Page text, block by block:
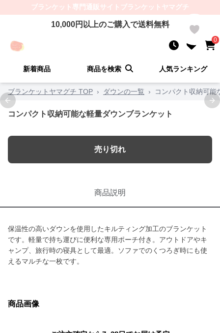
ブランケット 専門通販サイト ブランケットヤマグチ
10,000円以上のご購入で送料無料
0
新着商品 商品を検索 人気ランキング
ブランケットヤマグチ TOP › ダウンの一覧 ›
コンパクト収納可能
Previous slide
コンパクト収納可能な軽量ダウンブランケット
売り切れ
商品説明
保温性の高いダウンを使用したキルティング加工のブランケット
です。軽量で持ち運びに便利な専用ポーチ付き。アウトドアやキ
ャンプ、旅行時の寝具として最適。ソファでのくつろぎ時にも使
えるマルチな一枚です。
商品画像